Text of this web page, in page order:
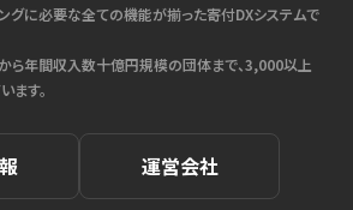
グに必要な全ての機能が揃った寄付DXシステムで
ら年間収入数十億円規模の団体まで、3,000以上
ます。
運営会社